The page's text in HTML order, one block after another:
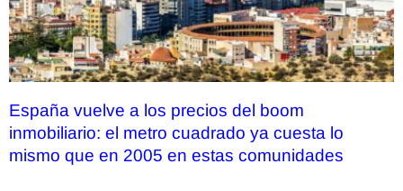
España vuelve a los precios del boom
inmobiliario: el metro cuadrado ya cuesta lo
mismo que en 2005 en estas comunidades